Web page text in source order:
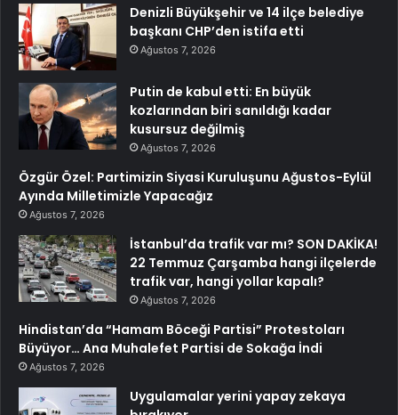
Denizli Büyükşehir ve 14 ilçe belediye
başkanı CHP’den istifa etti
Ağustos 7, 2026
Putin de kabul etti: En büyük
kozlarından biri sanıldığı kadar
kusursuz değilmiş
Ağustos 7, 2026
Özgür Özel: Partimizin Siyasi Kuruluşunu Ağustos-Eylül
Ayında Milletimizle Yapacağız
Ağustos 7, 2026
İstanbul’da trafik var mı? SON DAKİKA!
22 Temmuz Çarşamba hangi ilçelerde
trafik var, hangi yollar kapalı?
Ağustos 7, 2026
Hindistan’da “Hamam Böceği Partisi” Protestoları
Büyüyor… Ana Muhalefet Partisi de Sokağa İndi
Ağustos 7, 2026
Uygulamalar yerini yapay zekaya